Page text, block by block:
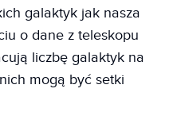
galaktyk jak nasza
o dane z teleskopu
liczbę galaktyk na
mogą być setki